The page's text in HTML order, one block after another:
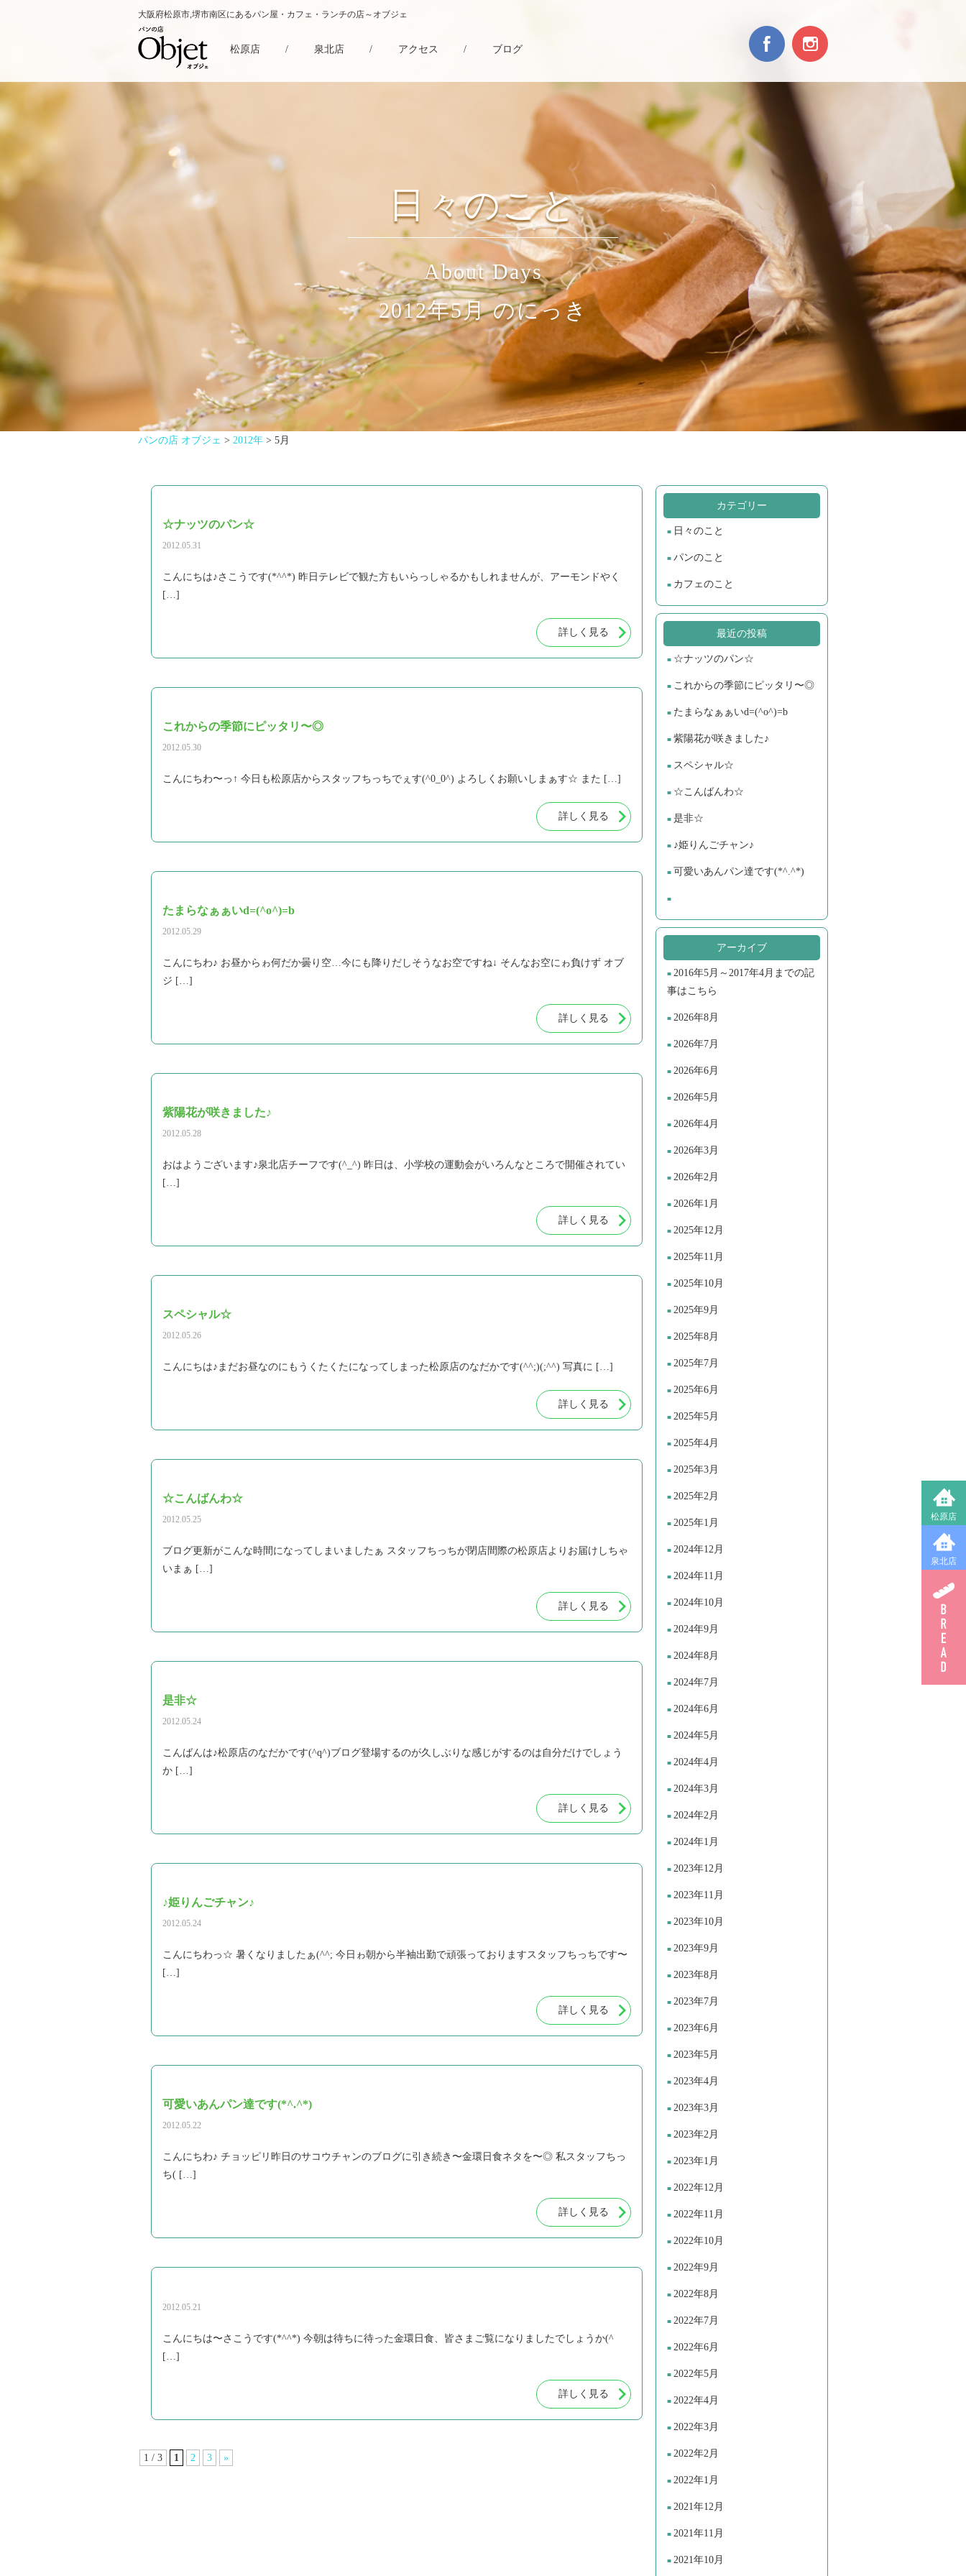
松原店
泉北店
大阪府松原市,堺市南区にあるパン屋・カフェ・ランチの店～オブジェ
松原店 / 泉北店 / アクセス / ブログ
日々のこと
About Days
2012年5月 のにっき
パンの店 オブジェ > 2012年 > 5月
☆ナッツのパン☆
2012.05.31
こんにちは♪さこうです(*^^*) 昨日テレビで観た方もいらっしゃるかもしれませんが、アーモンドやく
[…]
詳しく見る
これからの季節にピッタリ〜◎
2012.05.30
こんにちわ〜っ↑ 今日も松原店からスタッフちっちでぇす(^0_0^) よろしくお願いしまぁす☆ また […]
詳しく見る
たまらなぁぁいd=(^o^)=b
2012.05.29
こんにちわ♪ お昼からゎ何だか曇り空…今にも降りだしそうなお空ですね↓ そんなお空にゎ負けず オブ
ジ […]
詳しく見る
紫陽花が咲きました♪
2012.05.28
おはようございます♪泉北店チーフです(^_^) 昨日は、小学校の運動会がいろんなところで開催されてい
[…]
詳しく見る
スペシャル☆
2012.05.26
こんにちは♪まだお昼なのにもうくたくたになってしまった松原店のなだかです(^^;)(;^^) 写真に […]
詳しく見る
☆こんばんわ☆
2012.05.25
ブログ更新がこんな時間になってしまいましたぁ スタッフちっちが閉店間際の松原店よりお届けしちゃ
いまぁ […]
詳しく見る
是非☆
2012.05.24
こんばんは♪松原店のなだかです(^q^)ブログ登場するのが久しぶりな感じがするのは自分だけでしょう
か […]
詳しく見る
♪姫りんごチャン♪
2012.05.24
こんにちわっ☆ 暑くなりましたぁ(^^; 今日ゎ朝から半袖出勤で頑張っておりますスタッフちっちです〜
[…]
詳しく見る
可愛いあんパン達です(*^.^*)
2012.05.22
こんにちわ♪ チョッピリ昨日のサコウチャンのブログに引き続き〜金環日食ネタを〜◎ 私スタッフちっ
ち( […]
詳しく見る
2012.05.21
こんにちは〜さこうです(*^^*) 今朝は待ちに待った金環日食、皆さまご覧になりましたでしょうか(^
[…]
詳しく見る
1 / 3 1 2 3 »
カテゴリー
日々のこと
パンのこと
カフェのこと
最近の投稿
☆ナッツのパン☆
これからの季節にピッタリ〜◎
たまらなぁぁいd=(^o^)=b
紫陽花が咲きました♪
スペシャル☆
☆こんばんわ☆
是非☆
♪姫りんごチャン♪
可愛いあんパン達です(*^.^*)
アーカイブ
2016年5月～2017年4月までの記
事はこちら
2026年8月
2026年7月
2026年6月
2026年5月
2026年4月
2026年3月
2026年2月
2026年1月
2025年12月
2025年11月
2025年10月
2025年9月
2025年8月
2025年7月
2025年6月
2025年5月
2025年4月
2025年3月
2025年2月
2025年1月
2024年12月
2024年11月
2024年10月
2024年9月
2024年8月
2024年7月
2024年6月
2024年5月
2024年4月
2024年3月
2024年2月
2024年1月
2023年12月
2023年11月
2023年10月
2023年9月
2023年8月
2023年7月
2023年6月
2023年5月
2023年4月
2023年3月
2023年2月
2023年1月
2022年12月
2022年11月
2022年10月
2022年9月
2022年8月
2022年7月
2022年6月
2022年5月
2022年4月
2022年3月
2022年2月
2022年1月
2021年12月
2021年11月
2021年10月